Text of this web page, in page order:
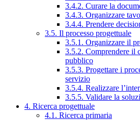
3.4.2. Curare la
3.4.3. Organizzare
3.4.4. Prendere
3.5. Il processo progettuale
3.5.1. Organizzare il
3.5.2. Comprendere il
pubblico
3.5.3. Progettare i
servizio
3.5.4. Realizzare
3.5.5. Validare la
4. Ricerca progettuale
4.1. Ricerca primaria